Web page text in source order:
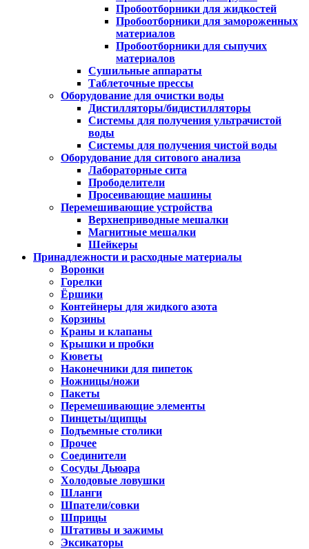
Пробоотборники для жидкостей
Пробоотборники для замороженных
материалов
Пробоотборники для сыпучих
материалов
Сушильные аппараты
Таблеточные прессы
Оборудование для очистки воды
Дистилляторы/бидистилляторы
Системы для получения ультрачистой
воды
Системы для получения чистой воды
Оборудование для ситового анализа
Лабораторные сита
Прободелители
Просеивающие машины
Перемешивающие устройства
Верхнеприводные мешалки
Магнитные мешалки
Шейкеры
Принадлежности и расходные материалы
Воронки
Горелки
Ёршики
Контейнеры для жидкого азота
Корзины
Краны и клапаны
Крышки и пробки
Кюветы
Наконечники для пипеток
Ножницы/ножи
Пакеты
Перемешивающие элементы
Пинцеты/щипцы
Подъемные столики
Прочее
Соединители
Сосуды Дьюара
Холодовые ловушки
Шланги
Шпатели/совки
Шприцы
Штативы и зажимы
Эксикаторы